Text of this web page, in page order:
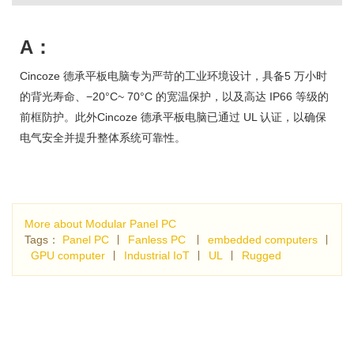
A：
Cincoze 德承平板电脑专为严苛的工业环境设计，具备5 万小时
的背光寿命、−20°C~ 70°C 的宽温保护，以及高达 IP66 等级的
前框防护。此外Cincoze 德承平板电脑已通过 UL 认证，以确保
电气安全并提升整体系统可靠性。
More about Modular Panel PC
Tags： Panel PC Fanless PC embedded computers
GPU computer
Industrial IoT UL Rugged